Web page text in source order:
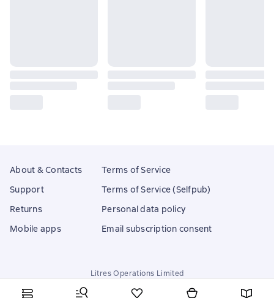
About & Contacts
Support
Returns
Mobile apps
Terms of Service
Terms of Service (Selfpub)
Personal data policy
Email subscription consent
Litres Operations Limited